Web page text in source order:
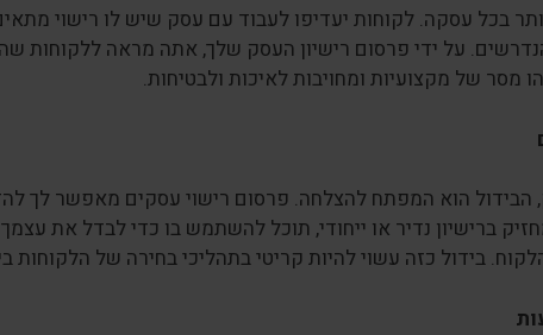
בכל עסקה. לקוחות יעדיפו לעבוד עם עסק שיש לו רישוי
על ידי פרסום רישיון העסק שלך, אתה מראה ללקוחות
מסר של מקצועיות ומחויבות לאיכות ולבטיחות.
הוא המפתח להצלחה. פרסום רישוי עסקים מאפשר לך
ברישיון נדיר או ייחודי, תוכל להשתמש בו כדי לבדל את
בידול כזה עשוי להיות קריטי בתהליכי בחירה של הלקוחות